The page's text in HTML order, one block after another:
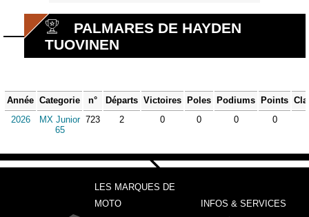
PALMARES DE HAYDEN
TUOVINEN
Année Categorie n° Départs Victoires Poles Podiums Points
2026
MX Junior
65
723 2 0 0 0 0
LES MARQUES DE
MOTO
INFOS & SERVICES